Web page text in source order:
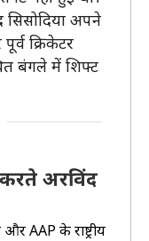
अपने
क्रिकेटर
बंगले में शिफ्ट
अरविंद
और AAP के राष्ट्रीय